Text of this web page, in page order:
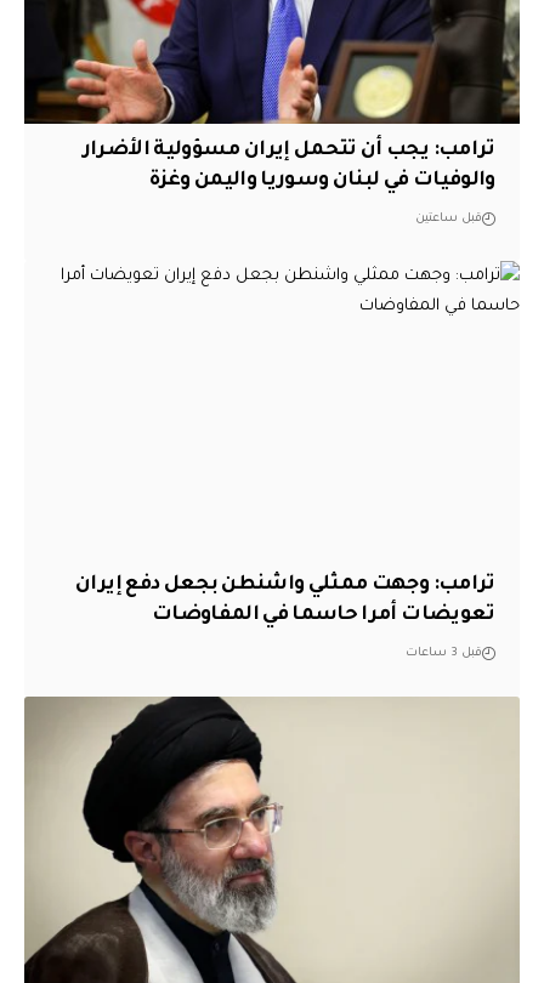
ترامب: يجب أن تتحمل إيران مسؤولية الأضرار
والوفيات في لبنان وسوريا واليمن وغزة
قبل ساعتين
‏ترامب: وجهت ممثلي واشنطن بجعل دفع إيران
تعويضات أمرا حاسما في المفاوضات
قبل 3 ساعات